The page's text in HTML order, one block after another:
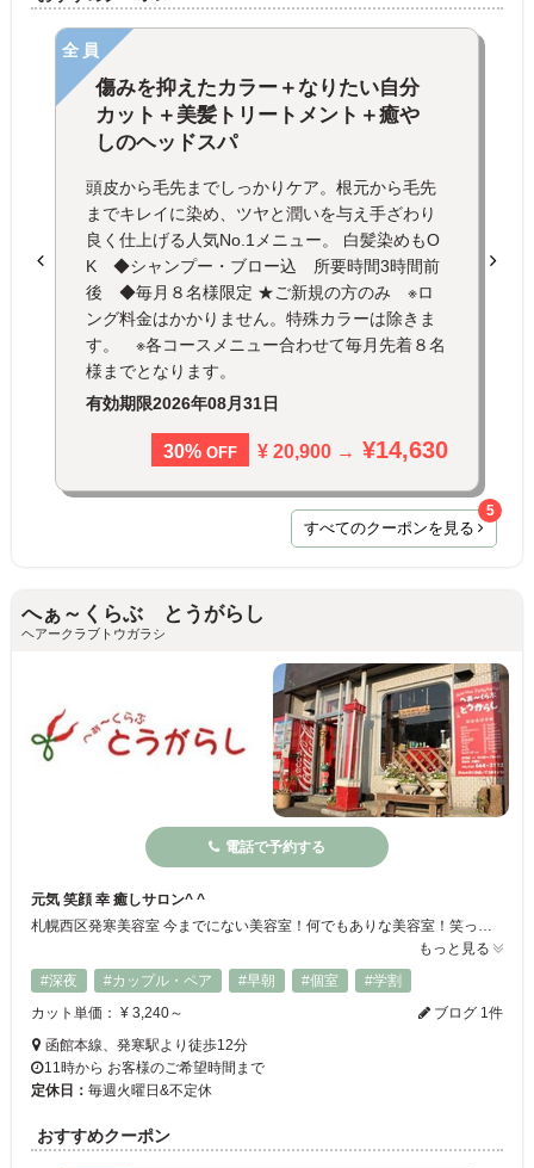
全員
傷みを抑えたカラー＋なりたい自分
カット＋美髪トリートメント＋癒や
しのヘッドスパ
頭皮から毛先までしっかりケア。根元から毛先
までキレイに染め、ツヤと潤いを与え手ざわり
良く仕上げる人気No.1メニュー。 白髪染めもO
K ◆シャンプー・ブロー込 所要時間3時間前
後 ◆毎月８名様限定 ★ご新規の方のみ ※ロ
ング料金はかかりません。特殊カラーは除きま
す。 ※各コースメニュー合わせて毎月先着８名
様までとなります。
有効期限2026年08月31日
30% OFF ¥ 20,900 → ¥14,630
すべてのクーポンを見る
5
へぁ～くらぶ とうがらし
ヘアークラブトウガラシ
電話で予約する
元気 笑顔 幸 癒しサロン^ ^
札幌西区発寒美容室 今までにない美容室！何でもありな美容室！笑って泣いて、心も身体も元気！ 自分を好きである事は自信を持ち輝いていられます！ 可愛くなり、綺麗になり、カッコ良くなり、キラキラ輝いて生きていける、お手伝いが、出来たらと想います( ´ ▽ ` )ﾉ世界中の人達が笑顔で生きていけますように^ ^
もっと見る
#深夜
#カップル・ペア #早朝 #個室
#学割
カット単価： ¥ 3,240～
ブログ 1件
函館本線、発寒駅より徒歩12分
11時から お客様のご希望時間まで
定休日： 毎週火曜日&不定休
おすすめクーポン